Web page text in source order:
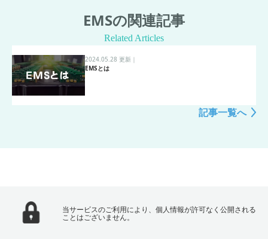
EMSの関連記事
Related Articles
2024.05.28 更新 ｜
EMSとは
記事一覧へ
当サービスのご利用により、個人情報が許可なく公開される
ことはございません。